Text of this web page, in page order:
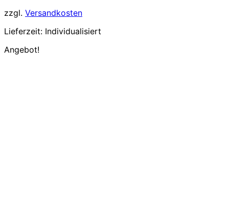
zzgl. Versandkosten
Lieferzeit: Individualisiert
Angebot!